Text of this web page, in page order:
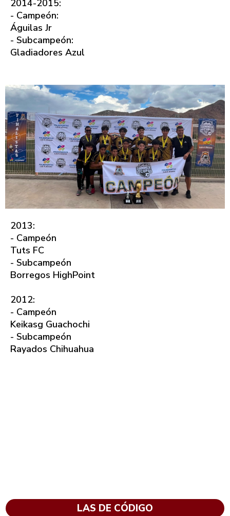
2014-2015:
- Campeón:
Águilas Jr
- Subcampeón:
Gladiadores Azul
2013:
- Campeón
Tuts FC
- Subcampeón
Borregos HighPoint
2012:
- Campeón
Keikasg Guachochi
- Subcampeón
Rayados Chihuahua
LAS DE CÓDIGO